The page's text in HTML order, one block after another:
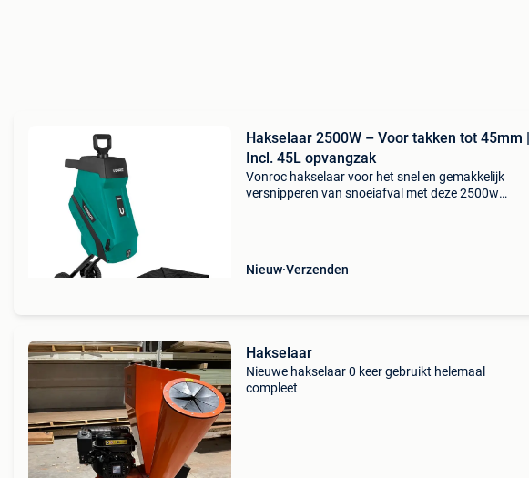
Hakselaar 2500W – Voor takken tot 45mm |
Incl. 45L opvangzak
Vonroc hakselaar voor het snel en gemakkelijk
versnipperen van snoeiafval met deze 2500w
Nieuw Verzenden
Hakselaar
Nieuwe hakselaar 0 keer gebruikt helemaal
compleet